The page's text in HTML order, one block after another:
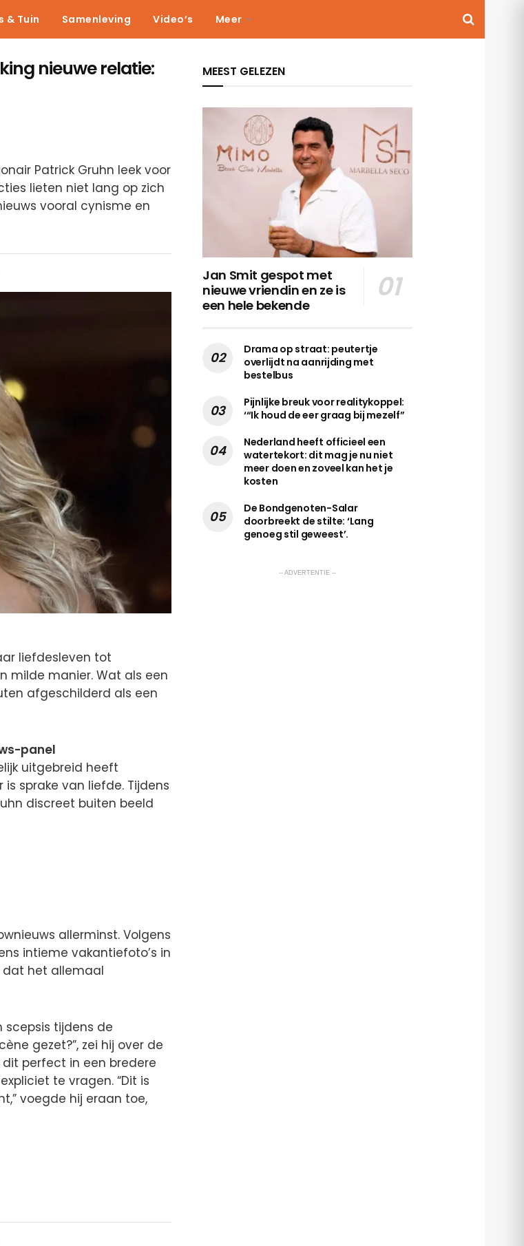
& Tuin Samenleving Video’s Meer
nieuwe relatie:
Patrick Gruhn leek voor
lieten niet lang op zich
vooral cynisme en
liefdesleven tot
milde manier. Wat als een
afgeschilderd als een
panel
uitgebreid heeft
sprake van liefde. Tijdens
discreet buiten beeld
allerminst. Volgens
intieme vakantiefoto’s in
dat het allemaal
scepsis tijdens de
gezet?”, zei hij over de
perfect in een bredere
te vragen. “Dit is
voegde hij eraan toe,
MEEST GELEZEN
Jan Smit gespot met
nieuwe vriendin en ze is
een hele bekende
Drama op straat: peutertje
overlijdt na aanrijding met
bestelbus
Pijnlijke breuk voor realitykoppel:
‘“Ik houd de eer graag bij mezelf”
Nederland heeft officieel een
watertekort: dit mag je nu niet
meer doen en zoveel kan het je
kosten
De Bondgenoten-Salar
doorbreekt de stilte: ‘Lang
genoeg stil geweest’.
-- ADVERTENTIE --